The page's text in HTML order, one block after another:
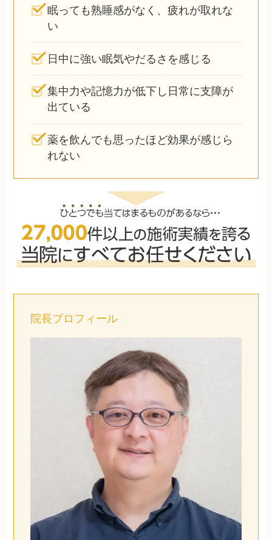
眠っても熟睡感がなく、疲れが取れな
い
日中に強い眠気やだるさを感じる
集中力や記憶力が低下し日常に支障が
出ている
薬を飲んでも思ったほど効果が感じら
れない
院長プロフィール